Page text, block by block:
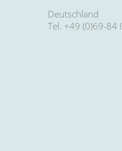
Deutschland
Tel. +49 (0)69-84